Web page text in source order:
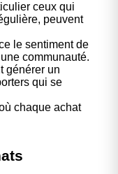
ceux qui
peuvent
le sentiment de
communauté.
générer un
qui se
chaque achat